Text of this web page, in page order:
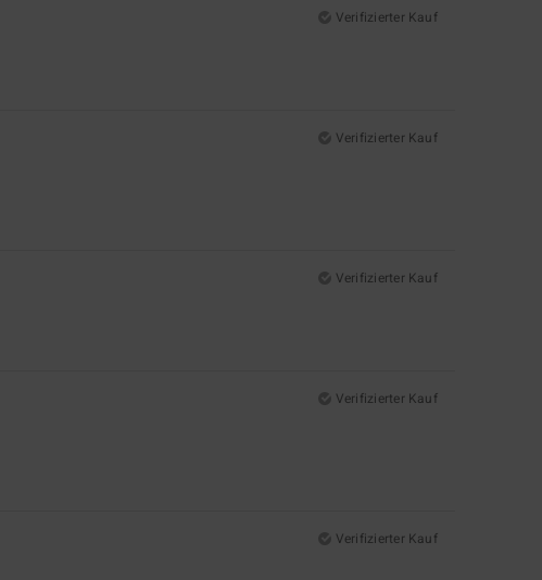
Verifizierter Kauf
Verifizierter Kauf
Verifizierter Kauf
Verifizierter Kauf
Verifizierter Kauf